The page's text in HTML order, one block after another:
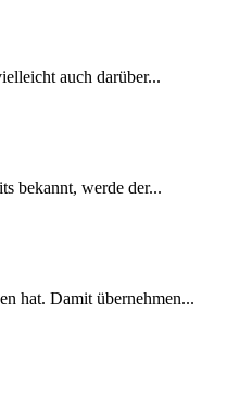
auch darüber...
bekannt, werde der...
hat. Damit übernehmen...